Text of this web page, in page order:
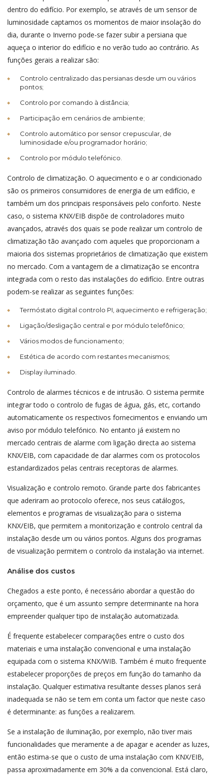
dentro do edifício. Por exemplo, se através de um sensor de
luminosidade captamos os momentos de maior insolação do
dia, durante o Inverno pode-se fazer subir a persiana que
aqueça o interior do edifício e no verão tudo ao contrário. As
funções gerais a realizar são:
Controlo centralizado das persianas desde um ou vários
pontos;
Controlo por comando à distância;
Participação em cenários de ambiente;
Controlo automático por sensor crepuscular, de
luminosidade e/ou programador horário;
Controlo por módulo telefónico.
Controlo de climatização. O aquecimento e o ar condicionado
são os primeiros consumidores de energia de um edifício, e
também um dos principais responsáveis pelo conforto. Neste
caso, o sistema KNX/EIB dispõe de controladores muito
avançados, através dos quais se pode realizar um controlo de
climatização tão avançado com aqueles que proporcionam a
maioria dos sistemas proprietários de climatização que existem
no mercado. Com a vantagem de a climatização se encontra
integrada com o resto das instalações do edifício. Entre outras
podem-se realizar as seguintes funções:
Termóstato digital controlo PI, aquecimento e refrigeração;
Ligação/desligação central e por módulo telefônico;
Vários modos de funcionamento;
Estética de acordo com restantes mecanismos;
Display iluminado.
Controlo de alarmes técnicos e de intrusão. O sistema permite
integrar todo o controlo de fugas de água, gás, etc, cortando
automaticamente os respectivos fornecimentos e enviando um
aviso por módulo telefónico. No entanto já existem no
mercado centrais de alarme com ligação directa ao sistema
KNX/EIB, com capacidade de dar alarmes com os protocolos
estandardizados pelas centrais receptoras de alarmes.
Visualização e controlo remoto. Grande parte dos fabricantes
que aderiram ao protocolo oferece, nos seus catálogos,
elementos e programas de visualização para o sistema
KNX/EIB, que permitem a monitorização e controlo central da
instalação desde um ou vários pontos. Alguns dos programas
de visualização permitem o controlo da instalação via internet.
Análise dos custos
Chegados a este ponto, é necessário abordar a questão do
orçamento, que é um assunto sempre determinante na hora
empreender qualquer tipo de instalação automatizada.
É frequente estabelecer comparações entre o custo dos
materiais e uma instalação convencional e uma instalação
equipada com o sistema KNX/WIB. Também é muito frequente
estabelecer proporções de preços em função do tamanho da
instalação. Qualquer estimativa resultante desses planos será
inadequada se não se tem em conta um factor que neste caso
é determinante: as funções a realizarem.
Se a instalação de iluminação, por exemplo, não tiver mais
funcionalidades que meramente a de apagar e acender as luzes,
então estima-se que o custo de uma instalação com KNX/EIB,
passa aproximadamente em 30% a da convencional. Está claro,